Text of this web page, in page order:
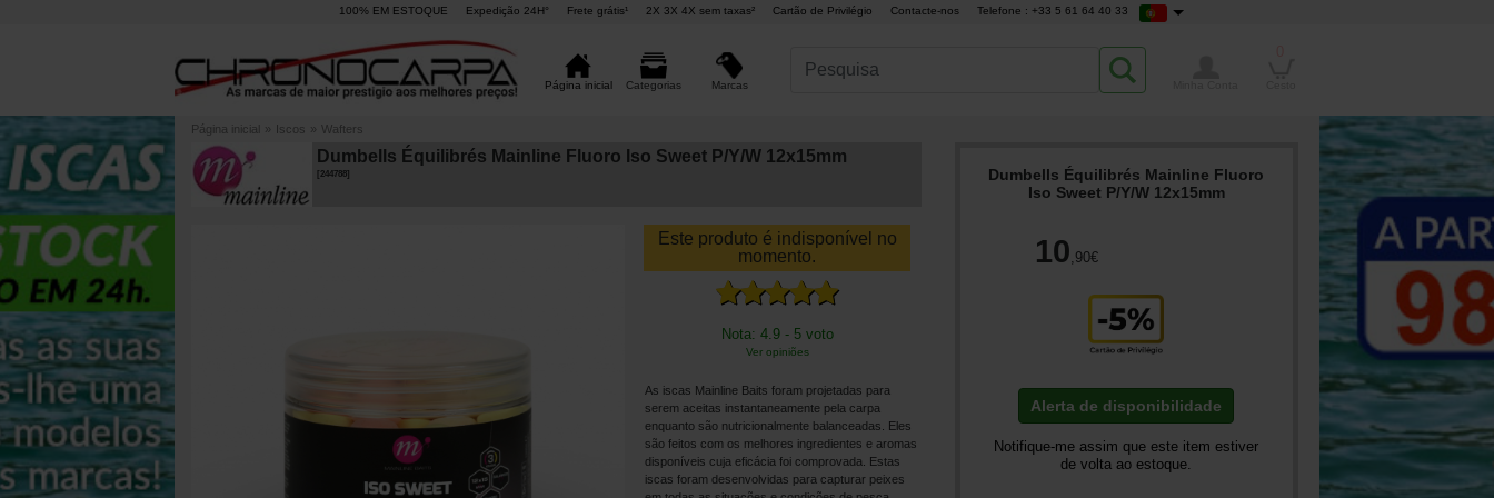
100% EM ESTOQUE Expedição 24H° Frete grátis¹ 2X 3X 4X sem taxas² Cartão de Privilégio Contacte-nos Telefone : +33 5 61 64 40 33
Página inicial Categorias Marcas
Página inicial » Iscos » Wafters
Dumbells Équilibrés Mainline Fluoro Iso Sweet P/Y/W 12x15mm
244788]
Este produto é indisponível no
momento.
Nota: 4.9 - 5 voto
Ver opiniões
As iscas Mainline Baits foram projetadas para
serem aceitas instantaneamente pela carpa
enquanto são nutricionalmente balanceadas. Eles
são feitos com os melhores ingredientes e aromas
disponíveis cuja eficácia foi comprovada. Estas
iscas foram desenvolvidas para capturar peixes
Dumbells Équilibrés Mainline Fluoro
Iso Sweet P/Y/W 12x15mm
10,90€
Alerta de disponibilidade
Notifique-me assim que este item estiver
de volta ao estoque.